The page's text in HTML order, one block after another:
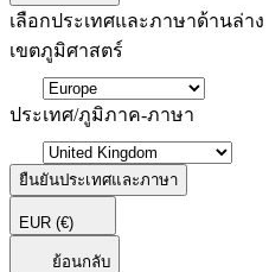
เลือกประเทศและภาษาด้านล่าง
เขตภูมิศาสตร์
ประเทศ/ภูมิภาค-ภาษา
ยืนยันประเทศและภาษา
EUR (€)
ย้อนกลับ